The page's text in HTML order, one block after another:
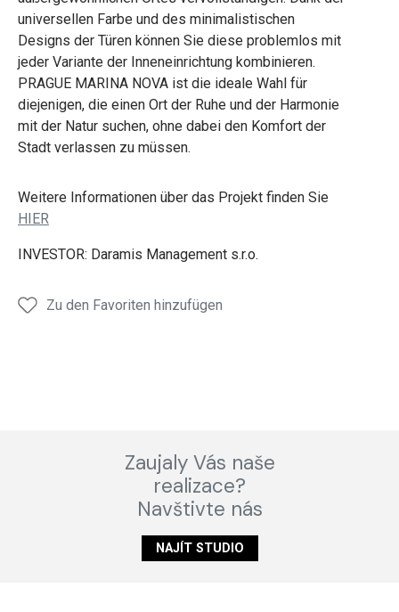
universellen Farbe und des minimalistischen
Designs der Türen können Sie diese problemlos mit
jeder Variante der Inneneinrichtung kombinieren.
PRAGUE MARINA NOVA ist die ideale Wahl für
diejenigen, die einen Ort der Ruhe und der Harmonie
mit der Natur suchen, ohne dabei den Komfort der
Stadt verlassen zu müssen.
Weitere Informationen über das Projekt finden Sie
HIER
INVESTOR: Daramis Management s.r.o.
Zu den Favoriten hinzufügen
Zaujaly Vás naše
realizace?
Navštivte nás
NAJÍT STUDIO